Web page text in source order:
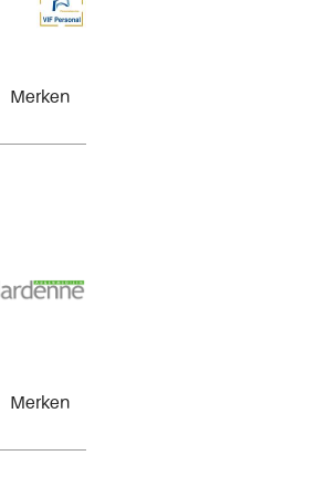
Merken
Merken